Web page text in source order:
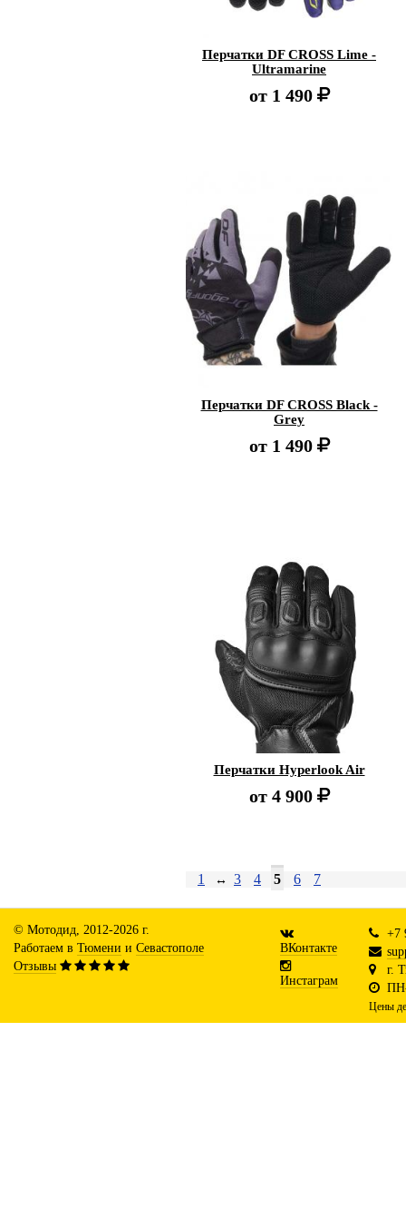
Перчатки DF CROSS Lime -
Ultramarine
от 1 490
Перчатки DF CROSS Black -
Grey
от 1 490
Перчатки Hyperlook Air
от 4 900
1 ↔ 3 4 5 6 7
© Мотодид, 2012-2026 г.
Работаем в Тюмени и Севастополе
Отзывы
ВКонтакте
Инстаграм
+7
г.
Цены